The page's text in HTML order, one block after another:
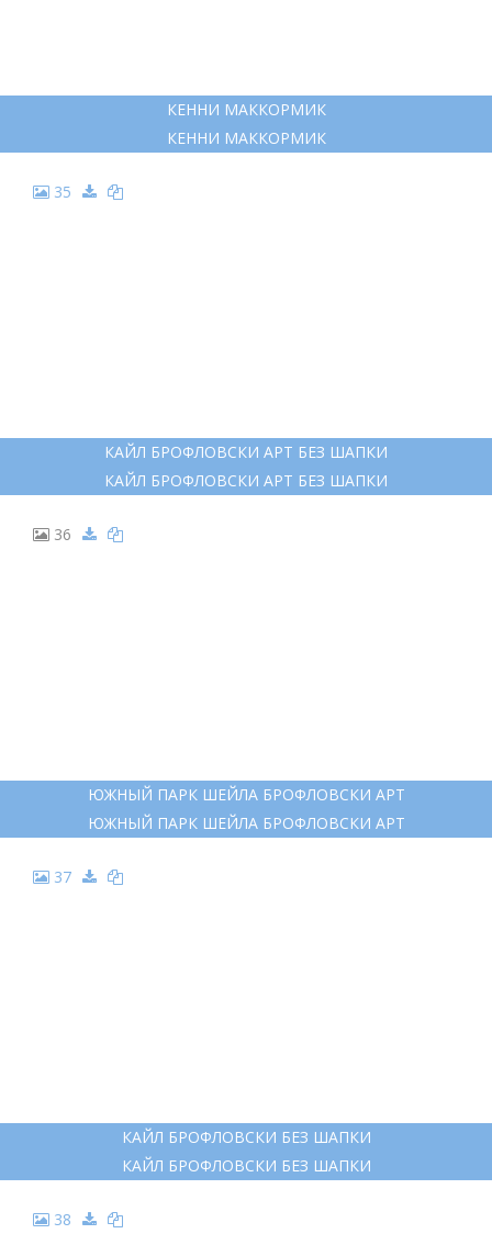
КЕННИ МАККОРМИК
КЕННИ МАККОРМИК
35
КАЙЛ БРОФЛОВСКИ АРТ БЕЗ ШАПКИ
КАЙЛ БРОФЛОВСКИ АРТ БЕЗ ШАПКИ
36
ЮЖНЫЙ ПАРК ШЕЙЛА БРОФЛОВСКИ АРТ
ЮЖНЫЙ ПАРК ШЕЙЛА БРОФЛОВСКИ АРТ
37
КАЙЛ БРОФЛОВСКИ БЕЗ ШАПКИ
КАЙЛ БРОФЛОВСКИ БЕЗ ШАПКИ
38